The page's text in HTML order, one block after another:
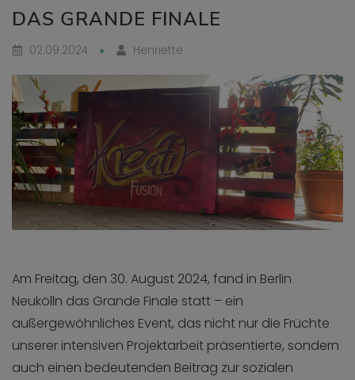
DAS GRANDE FINALE
02.09.2024 Henriette
Am Freitag, den 30. August 2024, fand in Berlin
Neukölln das Grande Finale statt – ein
außergewöhnliches Event, das nicht nur die Früchte
unserer intensiven Projektarbeit präsentierte, sondern
auch einen bedeutenden Beitrag zur sozialen